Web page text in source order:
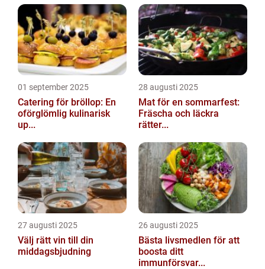
01 september 2025
Catering för bröllop: En
oförglömlig kulinarisk
up...
28 augusti 2025
Mat för en sommarfest:
Fräscha och läckra
rätter...
27 augusti 2025
Välj rätt vin till din
middagsbjudning
26 augusti 2025
Bästa livsmedlen för att
boosta ditt
immunförsvar...